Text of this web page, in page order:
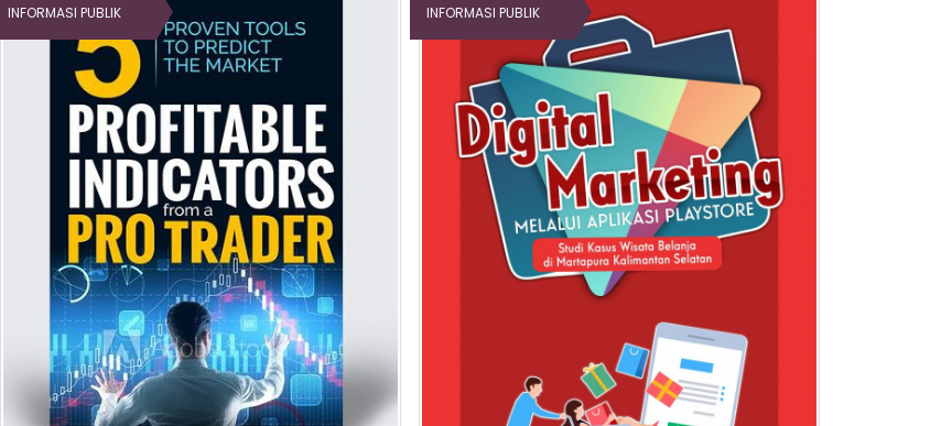
INFORMASI PUBLIK INFORMASI PUBLIK